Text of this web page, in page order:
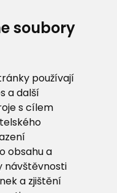
soubory
používají
a další
s cílem
obsahu a
návštěvnosti
a zjištění
obchodu či legislativy